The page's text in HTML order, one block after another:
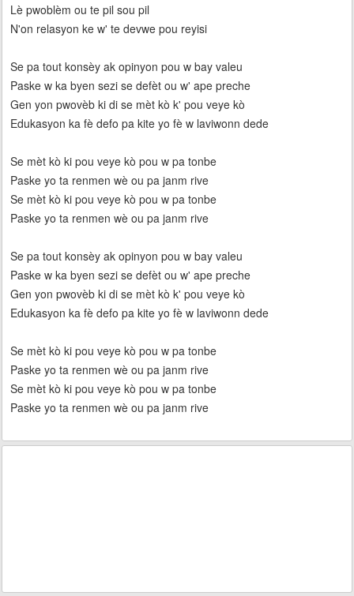
Lè pwoblèm ou te pil sou pil
N'on relasyon ke w' te devwe pou reyisi
Se pa tout konsèy ak opinyon pou w bay valeu
Paske w ka byen sezi se defèt ou w' ape preche
Gen yon pwovèb ki di se mèt kò k' pou veye kò
Edukasyon ka fè defo pa kite yo fè w laviwonn dede
Se mèt kò ki pou veye kò pou w pa tonbe
Paske yo ta renmen wè ou pa janm rive
Se mèt kò ki pou veye kò pou w pa tonbe
Paske yo ta renmen wè ou pa janm rive
Se pa tout konsèy ak opinyon pou w bay valeu
Paske w ka byen sezi se defèt ou w' ape preche
Gen yon pwovèb ki di se mèt kò k' pou veye kò
Edukasyon ka fè defo pa kite yo fè w laviwonn dede
Se mèt kò ki pou veye kò pou w pa tonbe
Paske yo ta renmen wè ou pa janm rive
Se mèt kò ki pou veye kò pou w pa tonbe
Paske yo ta renmen wè ou pa janm rive